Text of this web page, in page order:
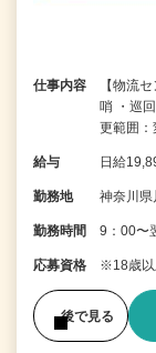
仕事内容
【物流
哨 ・巡
更範囲：
給与 日給
勤務地 神奈川県
勤務時間 9：00〜
応募資格 ※18歳以
後で見る